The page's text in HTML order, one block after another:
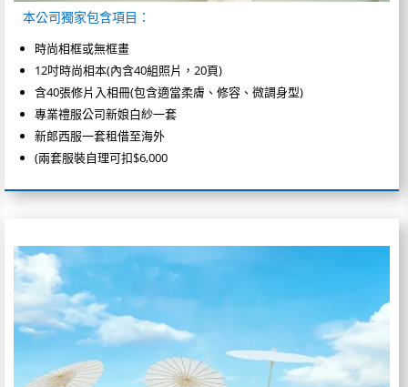
本公司獨家包含項目：
時尚相框或無框畫
12吋時尚相本(內含40組照片，20頁)
含40張修片入相冊(包含適當柔膚、修容、微調身型)
專業禮服公司新娘白紗一套
新郎西服一套租借至海外
(兩套服裝自理可扣$6,000